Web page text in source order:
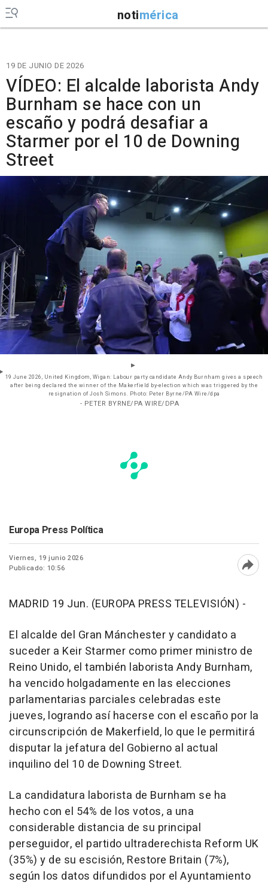
notimérica
19 DE JUNIO DE 2026
VÍDEO: El alcalde laborista Andy
Burnham se hace con un
escaño y podrá desafiar a
Starmer por el 10 de Downing
Street
19 June 2026, United Kingdom, Wigan: Labour party candidate Andy Burnham gives a speech
after being declared the winner of the Makerfield by-election which was triggered by the
resignation of Josh Simons. Photo: Peter Byrne/PA Wire/dpa
- PETER BYRNE/PA WIRE/DPA
Europa Press Política
Viernes, 19 junio 2026
Publicado: 10:56
MADRID 19 Jun. (EUROPA PRESS TELEVISIÓN) -
El alcalde del Gran Mánchester y candidato a
suceder a Keir Starmer como primer ministro de
Reino Unido, el también laborista Andy Burnham,
ha vencido holgadamente en las elecciones
parlamentarias parciales celebradas este
jueves, logrando así hacerse con el escaño por la
circunscripción de Makerfield, lo que le permitirá
disputar la jefatura del Gobierno al actual
inquilino del 10 de Downing Street.
La candidatura laborista de Burnham se ha
hecho con el 54% de los votos, a una
considerable distancia de su principal
perseguidor, el partido ultraderechista Reform UK
(35%) y de su escisión, Restore Britain (7%),
según los datos difundidos por el Ayuntamiento